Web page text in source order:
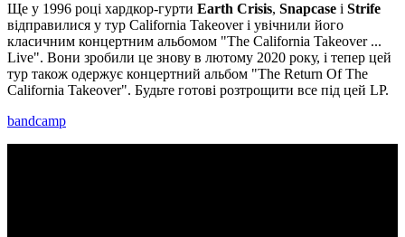
Ще у 1996 році хардкор-гурти Earth Crisis, Snapcase і Strife
відправилися у тур California Takeover і увічнили його
класичним концертним альбомом "The California Takeover ...
Live". Вони зробили це знову в лютому 2020 року, і тепер цей
тур також одержує концертний альбом "The Return Of The
California Takeover". Будьте готові розтрощити все під цей LP.
bandcamp